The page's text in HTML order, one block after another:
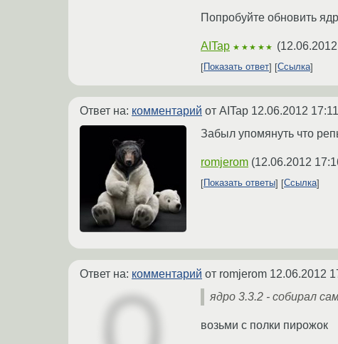
Попробуйте обновить
AITap ★★★★★ (
Показать ответ Ссылка
Ответ на: комментарий от AITap 12.06.2012
Забыл упомянуть что
romjerom (12.06.2012
Показать ответы
Ссылка
Ответ на: комментарий от romjerom 12.06.2012
ядро 3.3.2 - собирал
возьми с полки пирожок